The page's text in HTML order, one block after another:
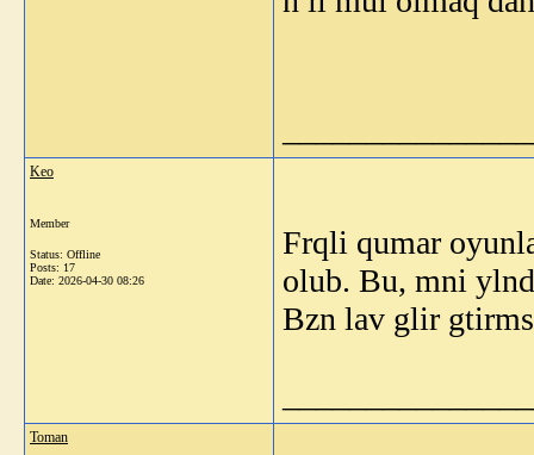
Keo
Member
Status: Offline
Posts: 17
Date: 2026-04-30 08:26
Frqli qumar
olub. Bu, mni
Bzn lav glir
Toman